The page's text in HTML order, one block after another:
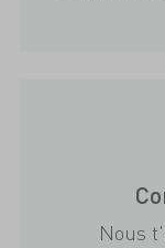
Nous